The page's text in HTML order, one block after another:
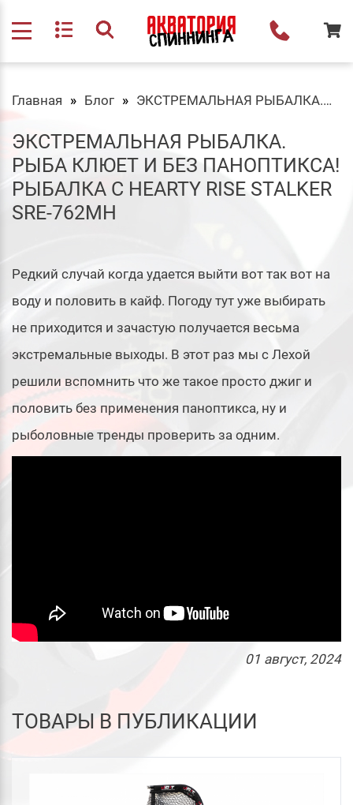
Главная Блог ЭКСТРЕМАЛЬНАЯ РЫБАЛКА. Рыба клюет и без ПАНОПТИКСА! Рыбалка с Hearty Rise Stalker SRE-762MH
ЭКСТРЕМАЛЬНАЯ РЫБАЛКА.
РЫБА КЛЮЕТ И БЕЗ ПАНОПТИКСА!
РЫБАЛКА С HEARTY RISE STALKER
SRE-762MH
Редкий случай когда удается выйти вот так вот на
воду и половить в кайф. Погоду тут уже выбирать
не приходится и зачастую получается весьма
экстремальные выходы. В этот раз мы с Лехой
решили вспомнить что же такое просто джиг и
половить без применения паноптикса, ну и
рыболовные тренды проверить за одним.
01 август, 2024
ТОВАРЫ В ПУБЛИКАЦИИ